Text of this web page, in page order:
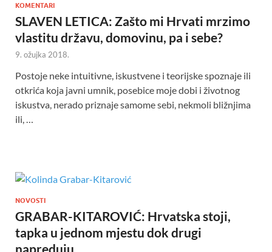
KOMENTARI
SLAVEN LETICA: Zašto mi Hrvati mrzimo
vlastitu državu, domovinu, pa i sebe?
9. ožujka 2018.
Postoje neke intuitivne, iskustvene i teorijske spoznaje ili
otkrića koja javni umnik, posebice moje dobi i životnog
iskustva, nerado priznaje samome sebi, nekmoli bližnjima
ili, …
NOVOSTI
GRABAR-KITAROVIĆ: Hrvatska stoji,
tapka u jednom mjestu dok drugi
napreduju